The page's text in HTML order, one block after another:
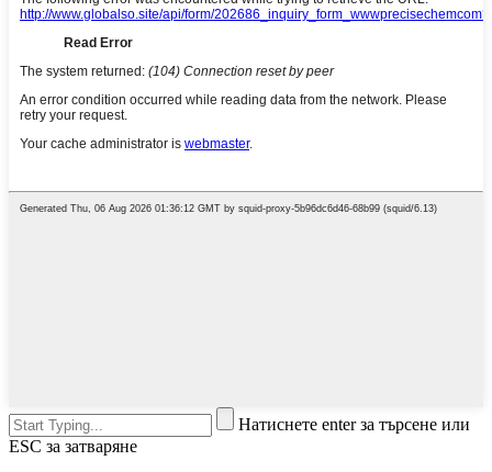
Натиснете enter за търсене или
ESC за затваряне